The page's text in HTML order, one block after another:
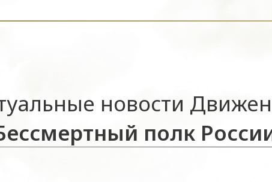
новости
полк